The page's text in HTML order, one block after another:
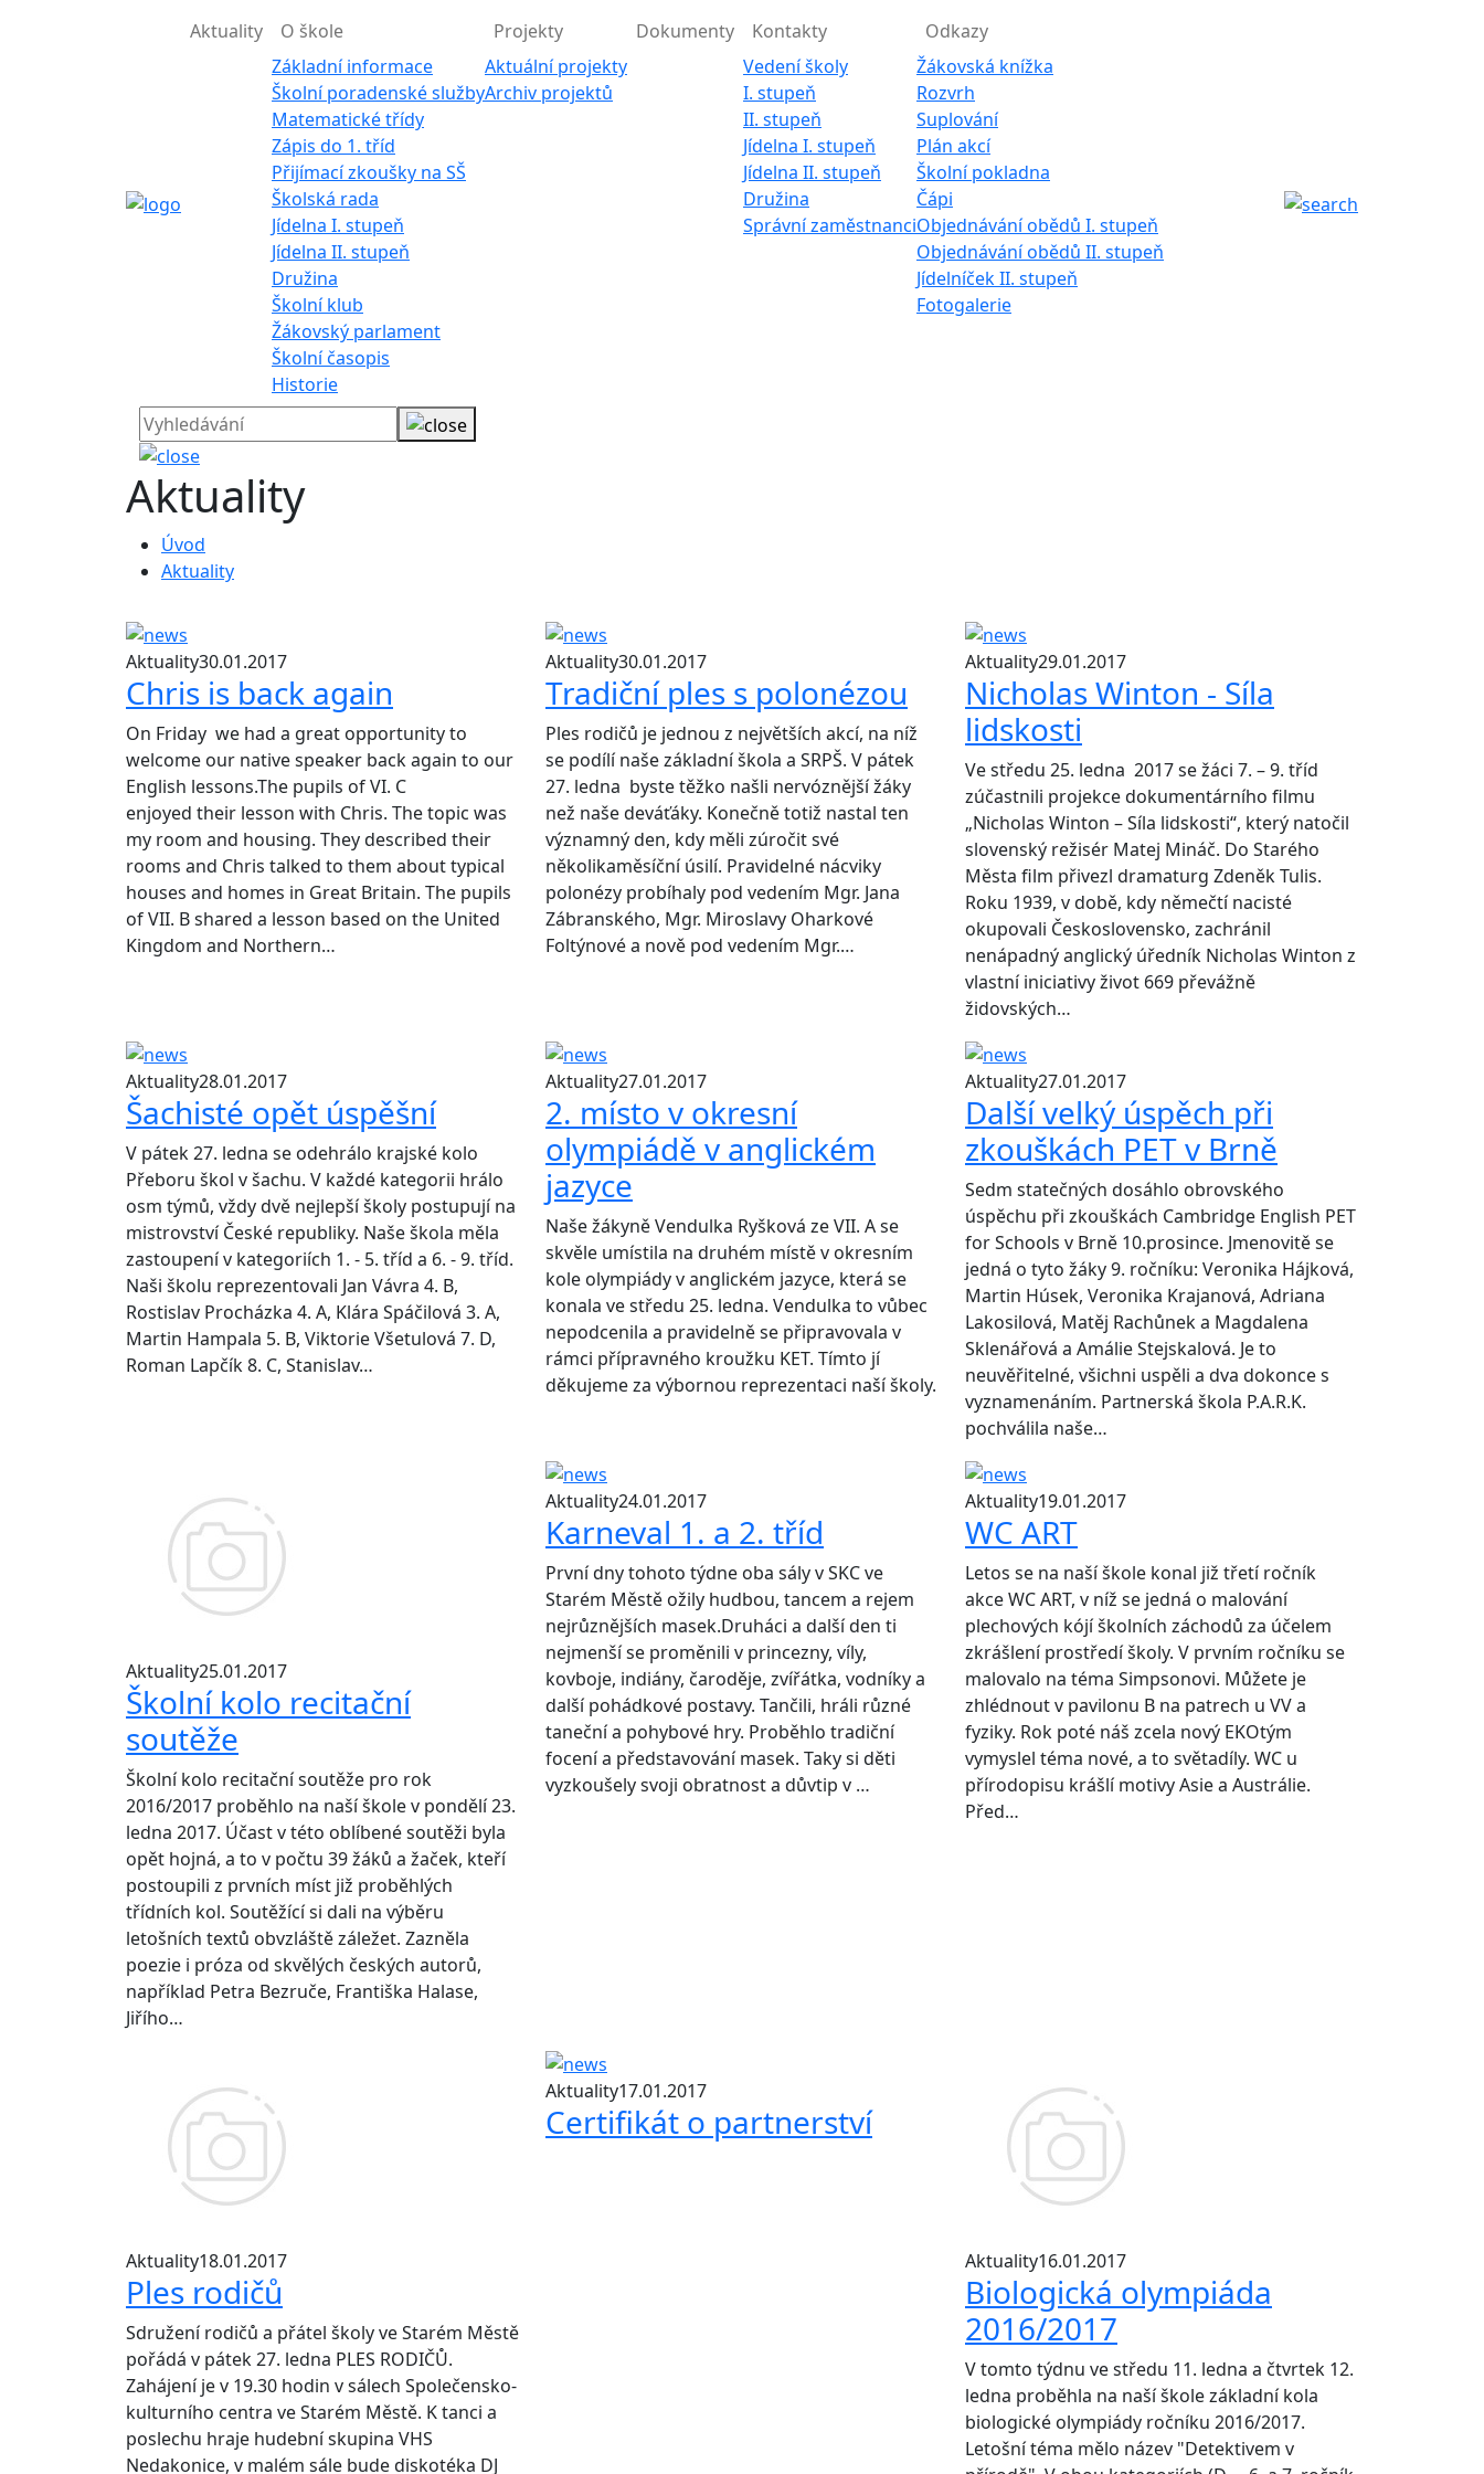
Aktuality
O škole
Základní informace
Školní poradenské služby
Matematické třídy
Zápis do 1. tříd
Přijímací zkoušky na SŠ
Školská rada
Jídelna I. stupeň
Jídelna II. stupeň
Družina
Školní klub
Žákovský parlament
Školní časopis
Historie
Projekty
Aktuální projekty
Archiv projektů
Dokumenty
Kontakty
Vedení školy
I. stupeň
II. stupeň
Jídelna I. stupeň
Jídelna II. stupeň
Družina
Správní zaměstnanci
Odkazy
Žákovská knížka
Rozvrh
Suplování
Plán akcí
Školní pokladna
Čápi
Objednávání obědů I. stupeň
Objednávání obědů II. stupeň
Jídelníček II. stupeň
Fotogalerie
Aktuality
Úvod
Aktuality
Aktuality30.01.2017
Chris is back again
On Friday we had a great opportunity to
welcome our native speaker back again to our
English lessons.The pupils of VI. C
enjoyed their lesson with Chris. The topic was
my room and housing. They described their
rooms and Chris talked to them about typical
houses and homes in Great Britain. The pupils
of VII. B shared a lesson based on the United
Kingdom and Northern…
Aktuality30.01.2017
Tradiční ples s polonézou
Ples rodičů je jednou z největších akcí, na níž
se podílí naše základní škola a SRPŠ. V pátek
27. ledna byste těžko našli nervóznější žáky
než naše deváťáky. Konečně totiž nastal ten
významný den, kdy měli zúročit své
několikaměsíční úsilí. Pravidelné nácviky
polonézy probíhaly pod vedením Mgr. Jana
Zábranského, Mgr. Miroslavy Oharkové
Foltýnové a nově pod vedením Mgr.…
Aktuality29.01.2017
Nicholas Winton - Síla
lidskosti
Ve středu 25. ledna 2017 se žáci 7. – 9. tříd
zúčastnili projekce dokumentárního filmu
„Nicholas Winton – Síla lidskosti“, který natočil
slovenský režisér Matej Mináč. Do Starého
Města film přivezl dramaturg Zdeněk Tulis.
Roku 1939, v době, kdy němečtí nacisté
okupovali Československo, zachránil
nenápadný anglický úředník Nicholas Winton z
vlastní iniciativy život 669 převážně
židovských…
Aktuality28.01.2017
Šachisté opět úspěšní
V pátek 27. ledna se odehrálo krajské kolo
Přeboru škol v šachu. V každé kategorii hrálo
osm týmů, vždy dvě nejlepší školy postupují na
mistrovství České republiky. Naše škola měla
zastoupení v kategoriích 1. - 5. tříd a 6. - 9. tříd.
Naši školu reprezentovali Jan Vávra 4. B,
Rostislav Procházka 4. A, Klára Spáčilová 3. A,
Martin Hampala 5. B, Viktorie Všetulová 7. D,
Roman Lapčík 8. C, Stanislav…
Aktuality27.01.2017
2. místo v okresní
olympiádě v anglickém
jazyce
Naše žákyně Vendulka Ryšková ze VII. A se
skvěle umístila na druhém místě v okresním
kole olympiády v anglickém jazyce, která se
konala ve středu 25. ledna. Vendulka to vůbec
nepodcenila a pravidelně se připravovala v
rámci přípravného kroužku KET. Tímto jí
děkujeme za výbornou reprezentaci naší školy.
Aktuality27.01.2017
Další velký úspěch při
zkouškách PET v Brně
Sedm statečných dosáhlo obrovského
úspěchu při zkouškách Cambridge English PET
for Schools v Brně 10.prosince. Jmenovitě se
jedná o tyto žáky 9. ročníku: Veronika Hájková,
Martin Húsek, Veronika Krajanová, Adriana
Lakosilová, Matěj Rachůnek a Magdalena
Sklenářová a Amálie Stejskalová. Je to
neuvěřitelné, všichni uspěli a dva dokonce s
vyznamenáním. Partnerská škola P.A.R.K.
pochválila naše…
Aktuality25.01.2017
Školní kolo recitační
soutěže
Školní kolo recitační soutěže pro rok
2016/2017 proběhlo na naší škole v pondělí 23.
ledna 2017. Účast v této oblíbené soutěži byla
opět hojná, a to v počtu 39 žáků a žaček, kteří
postoupili z prvních míst již proběhlých
třídních kol. Soutěžící si dali na výběru
letošních textů obvzláště záležet. Zazněla
poezie i próza od skvělých českých autorů,
například Petra Bezruče, Františka Halase,
Jiřího…
Aktuality24.01.2017
Karneval 1. a 2. tříd
První dny tohoto týdne oba sály v SKC ve
Starém Městě ožily hudbou, tancem a rejem
nejrůznějších masek.Druháci a další den ti
nejmenší se proměnili v princezny, víly,
kovboje, indiány, čaroděje, zvířátka, vodníky a
další pohádkové postavy. Tančili, hráli různé
taneční a pohybové hry. Proběhlo tradiční
focení a představování masek. Taky si děti
vyzkoušely svoji obratnost a důvtip v …
Aktuality19.01.2017
WC ART
Letos se na naší škole konal již třetí ročník
akce WC ART, v níž se jedná o malování
plechových kójí školních záchodů za účelem
zkrášlení prostředí školy. V prvním ročníku se
malovalo na téma Simpsonovi. Můžete je
zhlédnout v pavilonu B na patrech u VV a
fyziky. Rok poté náš zcela nový EKOtým
vymyslel téma nové, a to světadíly. WC u
přírodopisu krášlí motivy Asie a Austrálie.
Před…
Aktuality18.01.2017
Ples rodičů
Sdružení rodičů a přátel školy ve Starém Městě
pořádá v pátek 27. ledna PLES RODIČŮ.
Zahájení je v 19.30 hodin v sálech Společensko-
kulturního centra ve Starém Městě. K tanci a
poslechu hraje hudební skupina VHS
Nedakonice, v malém sále bude diskotéka DJ
Aktuality17.01.2017
Certifikát o partnerství
Aktuality16.01.2017
Biologická olympiáda
2016/2017
V tomto týdnu ve středu 11. ledna a čtvrtek 12.
ledna proběhla na naší škole základní kola
biologické olympiády ročníku 2016/2017.
Letošní téma mělo název "Detektivem v